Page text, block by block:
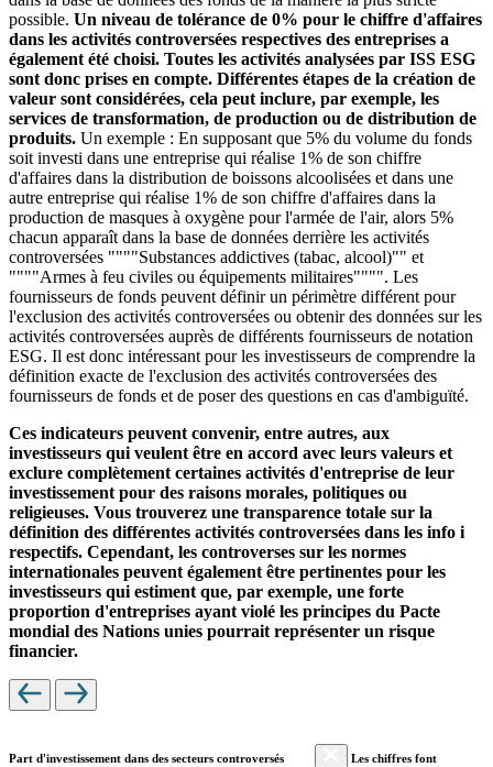
possible. Un niveau de tolérance de 0% pour le chiffre d'affaires
dans les activités controversées respectives des entreprises a
également été choisi. Toutes les activités analysées par ISS ESG
sont donc prises en compte. Différentes étapes de la création de
valeur sont considérées, cela peut inclure, par exemple, les
services de transformation, de production ou de distribution de
produits. Un exemple : En supposant que 5% du volume du fonds
soit investi dans une entreprise qui réalise 1% de son chiffre
d'affaires dans la distribution de boissons alcoolisées et dans une
autre entreprise qui réalise 1% de son chiffre d'affaires dans la
production de masques à oxygène pour l'armée de l'air, alors 5%
chacun apparaît dans la base de données derrière les activités
controversées """"Substances addictives (tabac, alcool)"" et
""""Armes à feu civiles ou équipements militaires"""". Les
fournisseurs de fonds peuvent définir un périmètre différent pour
l'exclusion des activités controversées ou obtenir des données sur les
activités controversées auprès de différents fournisseurs de notation
ESG. Il est donc intéressant pour les investisseurs de comprendre la
définition exacte de l'exclusion des activités controversées des
fournisseurs de fonds et de poser des questions en cas d'ambiguïté.
Ces indicateurs peuvent convenir, entre autres, aux
investisseurs qui veulent être en accord avec leurs valeurs et
exclure complètement certaines activités d'entreprise de leur
investissement pour des raisons morales, politiques ou
religieuses. Vous trouverez une transparence totale sur la
définition des différentes activités controversées dans les info i
respectifs. Cependant, les controverses sur les normes
internationales peuvent également être pertinentes pour les
investisseurs qui estiment que, par exemple, une forte
proportion d'entreprises ayant violé les principes du Pacte
mondial des Nations unies pourrait représenter un risque
financier.
Part d'investissement dans des secteurs controversés
Les chiffres font